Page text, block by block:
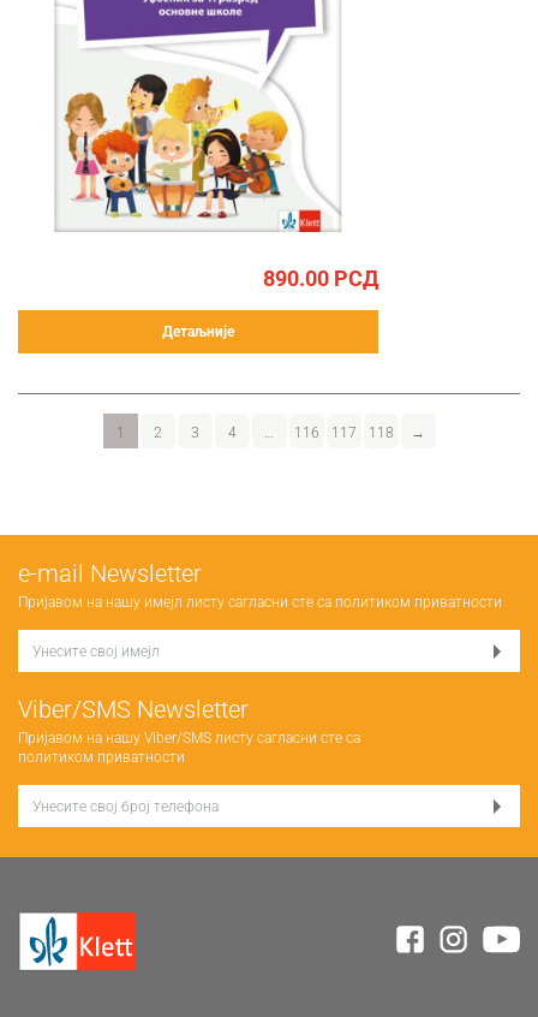
890.00 РСД
Детаљније
1 2 3 4 116 117 118 →
е-mail Newsletter
Пријавом на нашу имејл листу сагласни сте са политиком приватности
Viber/SMS Newsletter
Пријавом на нашу Viber/SMS листу сагласни сте са
политиком приватности